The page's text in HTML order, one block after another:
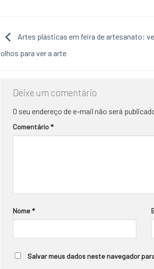
Artes plásticas em feira de artesanato:
olhos para ver a arte
Deixe um comentário
O seu endereço de e-mail não será
Comentário *
Nome *
Salvar meus dados neste navegador